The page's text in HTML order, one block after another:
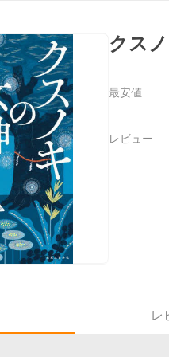
クス
最安値
レビュー
レ